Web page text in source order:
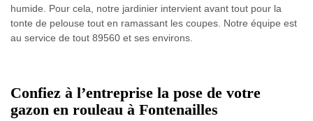
humide. Pour cela, notre jardinier intervient avant tout pour la
tonte de pelouse tout en ramassant les coupes. Notre équipe est
au service de tout 89560 et ses environs.
Confiez à l’entreprise la pose de votre
gazon en rouleau à Fontenailles